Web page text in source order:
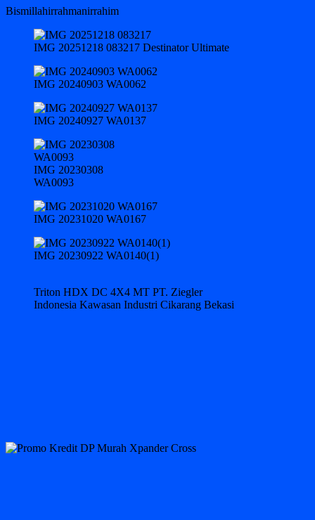
Bismillahirrahmanirrahim
IMG 20251218 083217 Destinator Ultimate
IMG 20240903 WA0062
IMG 20240927 WA0137
IMG 20230308
WA0093
IMG 20231020 WA0167
IMG 20230922 WA0140(1)
Triton HDX DC 4X4 MT PT. Ziegler
Indonesia Kawasan Industri Cikarang Bekasi